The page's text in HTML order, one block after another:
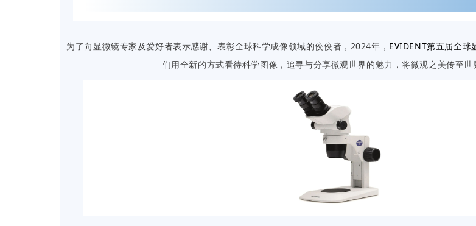
为了向显微镜专家及爱好者表示感谢、表彰全球科学成像领域的佼佼者，2024年， EVIDENT第五届全球
们用全新的方式看待科学图像，追寻与分享微观世界的魅力，将微观之美传至世